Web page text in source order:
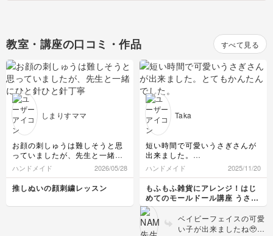
教室・講座の口コミ・作品 すべて見る
しまりすママ
お顔の刺しゅうは難しそうと思
っていましたが、先生と一緒に
ひと針ひと針丁寧に刺していっ
たら完成されることができまし
た！
刺しゅうシートは初めて使いま
ハンドメイド 2026/05/28
推しぬいの顔刺繍レッスン
Taka
短い時間で可愛いうさぎさんが
出来ました。
とてもかんたんでした。
ハンドメイド 2025/11/20
もふもふ雑貨にアレンジ！はじ
めてのモールドール講座 うさぎ
編
ベイビーフェイスの可愛
い子が出来ましたね🥹🫶